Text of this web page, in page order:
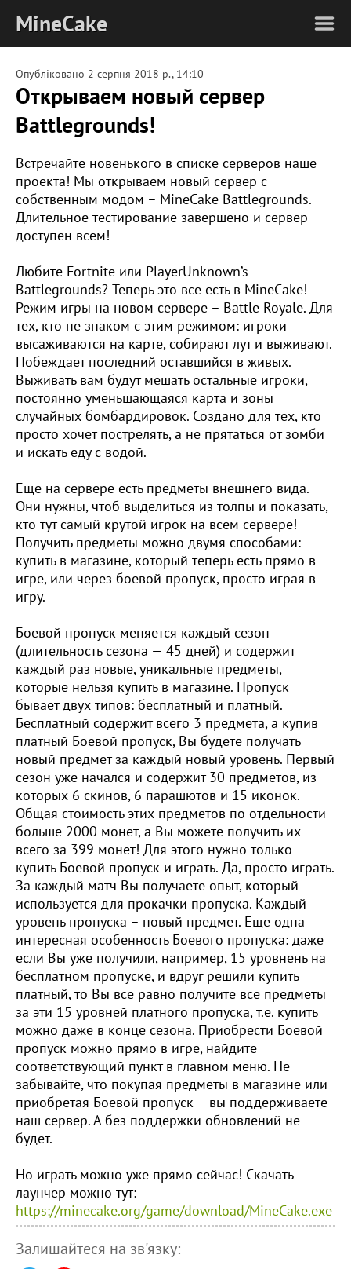
MineCake
Опубліковано 2 серпня 2018 р., 14:10
Открываем новый сервер
Battlegrounds!
Встречайте новенького в списке серверов наше
проекта! Мы открываем новый сервер с
собственным модом – MineCake Battlegrounds.
Длительное тестирование завершено и сервер
доступен всем!
Любите Fortnite или PlayerUnknown’s
Battlegrounds? Теперь это все есть в MineCake!
Режим игры на новом сервере – Battle Royale. Для
тех, кто не знаком с этим режимом: игроки
высаживаются на карте, собирают лут и выживают.
Побеждает последний оставшийся в живых.
Выживать вам будут мешать остальные игроки,
постоянно уменьшающаяся карта и зоны
случайных бомбардировок. Создано для тех, кто
просто хочет пострелять, а не прятаться от зомби
и искать еду с водой.
Еще на сервере есть предметы внешнего вида.
Они нужны, чтоб выделиться из толпы и показать,
кто тут самый крутой игрок на всем сервере!
Получить предметы можно двумя способами:
купить в магазине, который теперь есть прямо в
игре, или через боевой пропуск, просто играя в
игру.
Боевой пропуск меняется каждый сезон
(длительность сезона — 45 дней) и содержит
каждый раз новые, уникальные предметы,
которые нельзя купить в магазине. Пропуск
бывает двух типов: бесплатный и платный.
Бесплатный содержит всего 3 предмета, а купив
платный Боевой пропуск, Вы будете получать
новый предмет за каждый новый уровень. Первый
сезон уже начался и содержит 30 предметов, из
которых 6 скинов, 6 парашютов и 15 иконок.
Общая стоимость этих предметов по отдельности
больше 2000 монет, а Вы можете получить их
всего за 399 монет! Для этого нужно только
купить Боевой пропуск и играть. Да, просто играть.
За каждый матч Вы получаете опыт, который
используется для прокачки пропуска. Каждый
уровень пропуска – новый предмет. Еще одна
интересная особенность Боевого пропуска: даже
если Вы уже получили, например, 15 уровнень на
бесплатном пропуске, и вдруг решили купить
платный, то Вы все равно получите все предметы
за эти 15 уровней платного пропуска, т.е. купить
можно даже в конце сезона. Приобрести Боевой
пропуск можно прямо в игре, найдите
соответствующий пункт в главном меню. Не
забывайте, что покупая предметы в магазине или
приобретая Боевой пропуск – вы поддерживаете
наш сервер. А без поддержки обновлений не
будет.
Но играть можно уже прямо сейчас! Скачать
лаунчер можно тут:
https://minecake.org/game/download/MineCake.exe
Залишайтеся на зв'язку: